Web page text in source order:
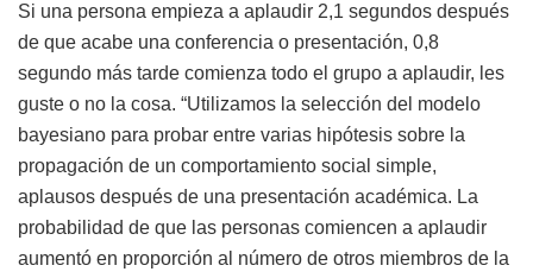
Si una persona empieza a aplaudir 2,1 segundos después
de que acabe una conferencia o presentación, 0,8
segundo más tarde comienza todo el grupo a aplaudir, les
guste o no la cosa. “Utilizamos la selección del modelo
bayesiano para probar entre varias hipótesis sobre la
propagación de un comportamiento social simple,
aplausos después de una presentación académica. La
probabilidad de que las personas comiencen a aplaudir
aumentó en proporción al número de otros miembros de la